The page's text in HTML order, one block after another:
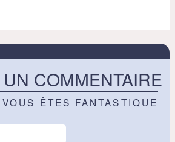
COMMENTAIRE
ÊTES FANTASTIQUE